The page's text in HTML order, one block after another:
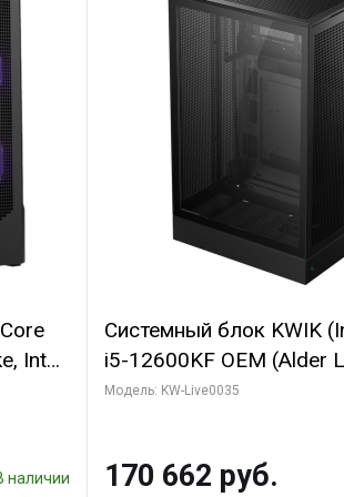
Intel
наличии
Системный блок KWIK
i5-12600KF OEM (Alder
7, C10 4EC/6PC// 64 ГБ
SSD)
Модель: KW-Live0035
170 662 руб.